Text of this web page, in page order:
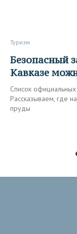
Туризм
Безопасный заплыв: где на Северном
Кавказе
Список
Рассказываем, где
пруды